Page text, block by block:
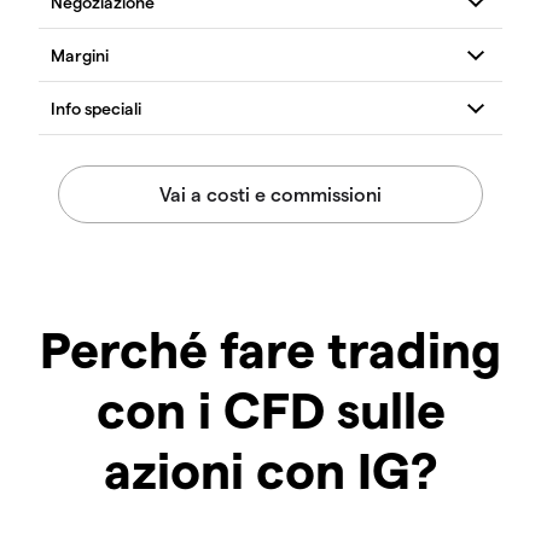
Perché fare trading
con i CFD sulle
azioni con IG?